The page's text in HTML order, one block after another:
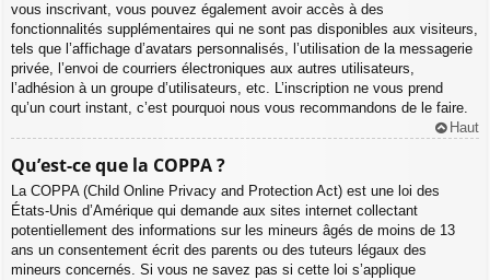
vous inscrivant, vous pouvez également avoir accès à des
fonctionnalités supplémentaires qui ne sont pas disponibles aux visiteurs,
tels que l’affichage d’avatars personnalisés, l’utilisation de la messagerie
privée, l’envoi de courriers électroniques aux autres utilisateurs,
l’adhésion à un groupe d’utilisateurs, etc. L’inscription ne vous prend
qu’un court instant, c’est pourquoi nous vous recommandons de le faire.
Haut
Qu’est-ce que la COPPA ?
La COPPA (Child Online Privacy and Protection Act) est une loi des
États-Unis d’Amérique qui demande aux sites internet collectant
potentiellement des informations sur les mineurs âgés de moins de 13
ans un consentement écrit des parents ou des tuteurs légaux des
mineurs concernés. Si vous ne savez pas si cette loi s’applique